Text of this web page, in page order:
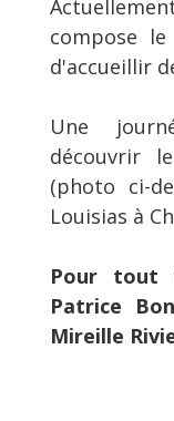
compose
d'accueillir
Une
découvrir
(photo ci-
Louisias à
Pour tout
Patrice
Mireille